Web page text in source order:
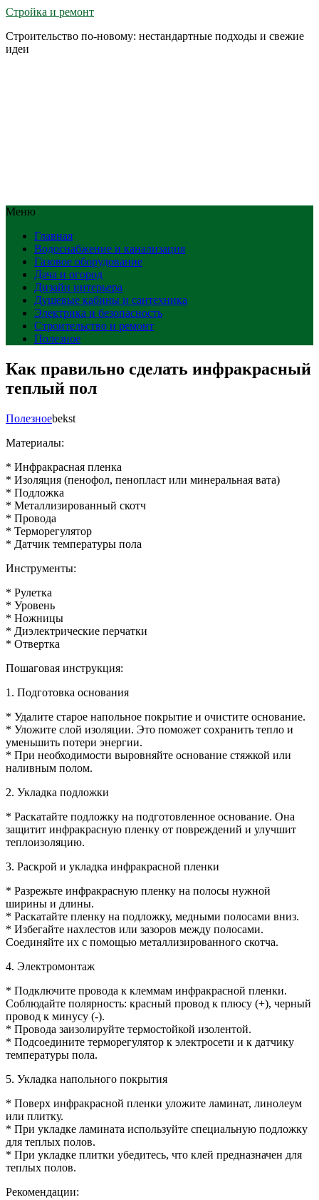
Стройка и ремонт
Строительство по-новому: нестандартные подходы и свежие
идеи
Меню
Главная
Водоснабжение и канализация
Газовое оборудование
Дача и огород
Дизайн интерьера
Душевые кабины и сантехника
Электрика и безопасность
Строительство и ремонт
Полезное
Как правильно сделать инфракрасный
теплый пол
Полезноеbekst
Материалы:
* Инфракрасная пленка
* Изоляция (пенофол, пенопласт или минеральная вата)
* Подложка
* Металлизированный скотч
* Провода
* Терморегулятор
* Датчик температуры пола
Инструменты:
* Рулетка
* Уровень
* Ножницы
* Диэлектрические перчатки
* Отвертка
Пошаговая инструкция:
1. Подготовка основания
* Удалите старое напольное покрытие и очистите основание.
* Уложите слой изоляции. Это поможет сохранить тепло и
уменьшить потери энергии.
* При необходимости выровняйте основание стяжкой или
наливным полом.
2. Укладка подложки
* Раскатайте подложку на подготовленное основание. Она
защитит инфракрасную пленку от повреждений и улучшит
теплоизоляцию.
3. Раскрой и укладка инфракрасной пленки
* Разрежьте инфракрасную пленку на полосы нужной
ширины и длины.
* Раскатайте пленку на подложку, медными полосами вниз.
* Избегайте нахлестов или зазоров между полосами.
Соединяйте их с помощью металлизированного скотча.
4. Электромонтаж
* Подключите провода к клеммам инфракрасной пленки.
Соблюдайте полярность: красный провод к плюсу (+), черный
провод к минусу (-).
* Провода заизолируйте термостойкой изолентой.
* Подсоедините терморегулятор к электросети и к датчику
температуры пола.
5. Укладка напольного покрытия
* Поверх инфракрасной пленки уложите ламинат, линолеум
или плитку.
* При укладке ламината используйте специальную подложку
для теплых полов.
* При укладке плитки убедитесь, что клей предназначен для
теплых полов.
Рекомендации: